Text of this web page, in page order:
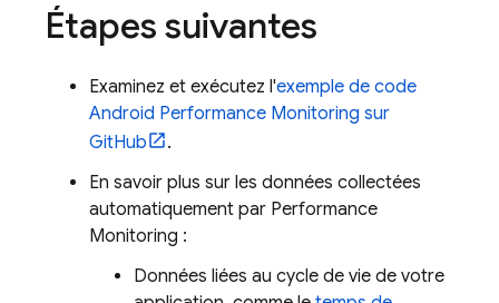
Étapes suivantes
Examinez et exécutez l'exemple de code
Android Performance Monitoring sur
GitHub
.
En savoir plus sur les données collectées
automatiquement par Performance
Monitoring :
Données liées au cycle de vie de votre